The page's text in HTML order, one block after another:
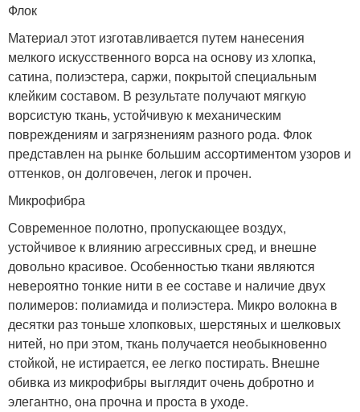
Флок
Материал этот изготавливается путем нанесения
мелкого искусственного ворса на основу из хлопка,
сатина, полиэстера, саржи, покрытой специальным
клейким составом. В результате получают мягкую
ворсистую ткань, устойчивую к механическим
повреждениям и загрязнениям разного рода. Флок
представлен на рынке большим ассортиментом узоров и
оттенков, он долговечен, легок и прочен.
Микрофибра
Современное полотно, пропускающее воздух,
устойчивое к влиянию агрессивных сред, и внешне
довольно красивое. Особенностью ткани являются
невероятно тонкие нити в ее составе и наличие двух
полимеров: полиамида и полиэстера. Микро волокна в
десятки раз тоньше хлопковых, шерстяных и шелковых
нитей, но при этом, ткань получается необыкновенно
стойкой, не истирается, ее легко постирать. Внешне
обивка из микрофибры выглядит очень добротно и
элегантно, она прочна и проста в уходе.